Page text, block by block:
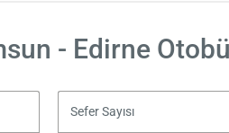
- Edirne
Sefer Sayısı